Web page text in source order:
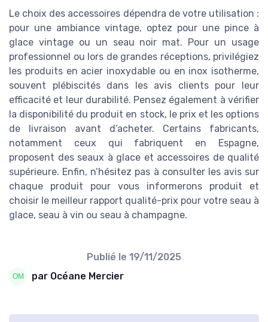
Le choix des accessoires dépendra de votre utilisation :
pour une ambiance vintage, optez pour une pince à
glace vintage ou un seau noir mat. Pour un usage
professionnel ou lors de grandes réceptions, privilégiez
les produits en acier inoxydable ou en inox isotherme,
souvent plébiscités dans les avis clients pour leur
efficacité et leur durabilité. Pensez également à vérifier
la disponibilité du produit en stock, le prix et les options
de livraison avant d’acheter. Certains fabricants,
notamment ceux qui fabriquent en Espagne,
proposent des seaux à glace et accessoires de qualité
supérieure. Enfin, n’hésitez pas à consulter les avis sur
chaque produit pour vous informerons produit et
choisir le meilleur rapport qualité-prix pour votre seau à
glace, seau à vin ou seau à champagne.
Publié le 19/11/2025
par Océane Mercier